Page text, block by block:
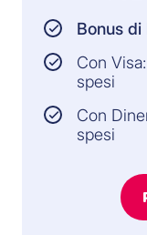
Bonus
Con
spesi
Con
spesi